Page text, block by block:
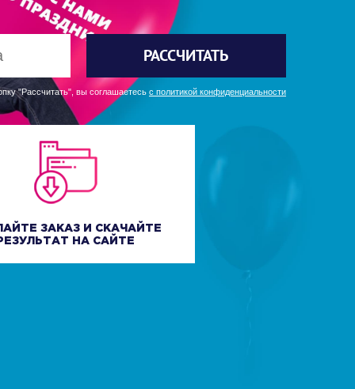
РАССЧИТАТЬ
"Рассчитать", вы соглашаетесь с политикой конфиденциальности
ЗАКАЗ И СКАЧАЙТЕ
НА САЙТЕ